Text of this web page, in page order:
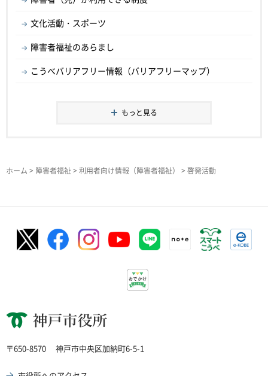
文化活動・スポーツ
障害者福祉のあらまし
こうべバリアフリー情報（バリアフリーマップ）
もっと見る
ホーム > 障害者福祉 > 利用者向け情報（障害者福祉） > 啓発活動
神戸市役所
〒650-8570 神戸市中央区加納町6-5-1